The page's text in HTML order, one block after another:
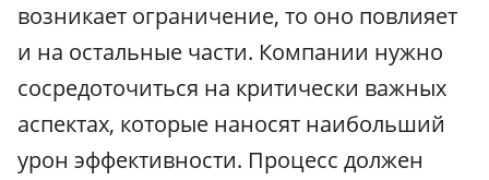
возникает ограничение, то оно повлияет
и на остальные части. Компании нужно
сосредоточиться на критически важных
аспектах, которые наносят наибольший
урон эффективности. Процесс должен